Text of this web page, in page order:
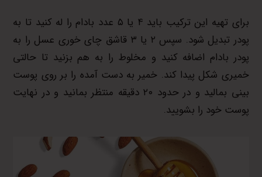
برای تهیه این ترکیب باید ۴ یا ۵ عدد بادام را له کنید تا به
پودر تبدیل شود. سپس ۲ یا ۳ قاشق چای خوری عسل را به
پودر بادام اضافه کنید و مخلوط را به هم بزنید تا حالتی
خمیری شکل پیدا کند. خمیر به دست آمده را بر روی پوست
بینی بمالید و در حدود ۲۰ دقیقه منتظر بمانید و در نهایت
پوست خود را بشویید.